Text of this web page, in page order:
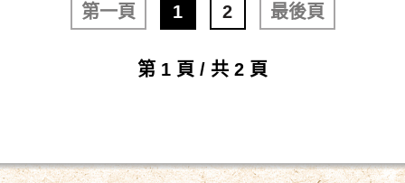
第一頁 1 2 最後頁
第 1 頁 / 共 2 頁